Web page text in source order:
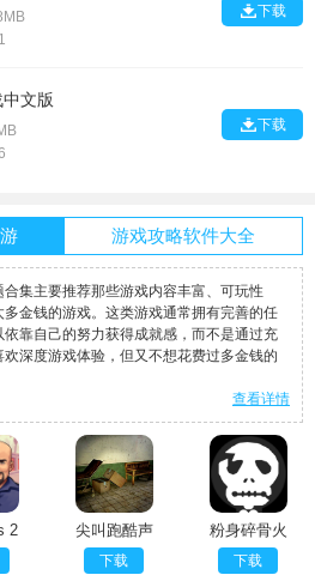
下载
文版
下载
游戏攻略软件大全
集主要推荐那些游戏内容丰富、可玩性
金钱的游戏。这类游戏通常拥有完善的任
靠自己的努力获得成就感，而不是通过充
深度游戏体验，但又不想花费过多金钱的
查看详情
2
尖叫跑酷声
控版
下载
粉身碎骨火
柴人
下载